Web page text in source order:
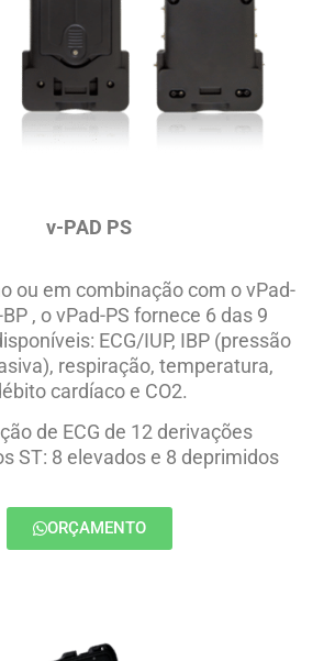
v-PAD PS
ou em combinação com o vPad-
, o vPad-PS fornece 6 das 9
ECG/IUP, IBP (pressão
respiração, temperatura,
cardíaco e CO2.
de ECG de 12 derivações
ST: 8 elevados e 8 deprimidos
ORÇAMENTO